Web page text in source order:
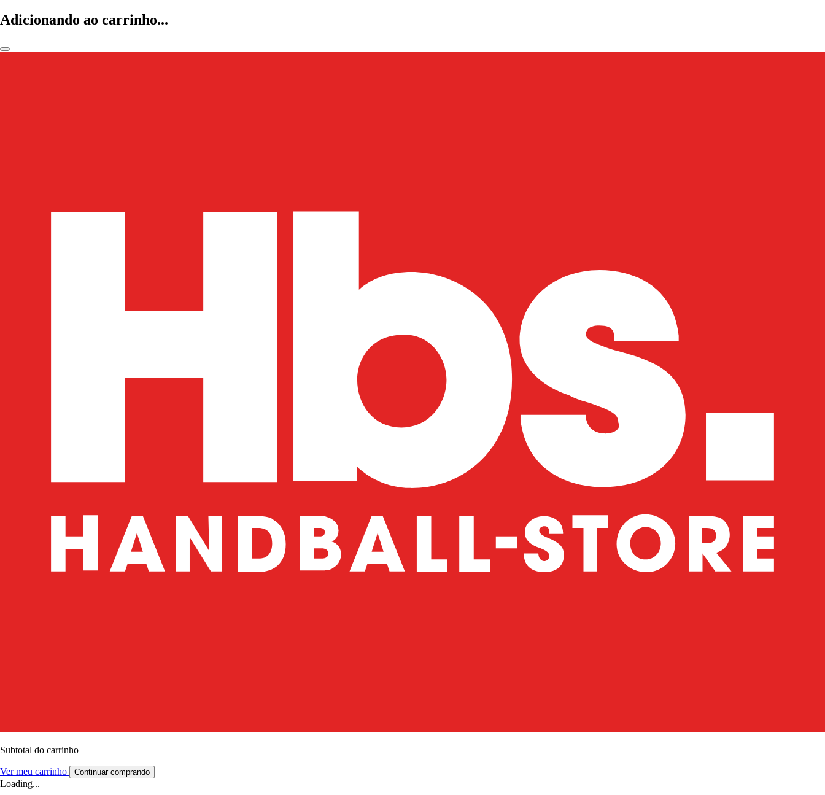
Adicionando ao carrinho...
Subtotal do carrinho
Ver meu carrinho Continuar comprando
Loading...